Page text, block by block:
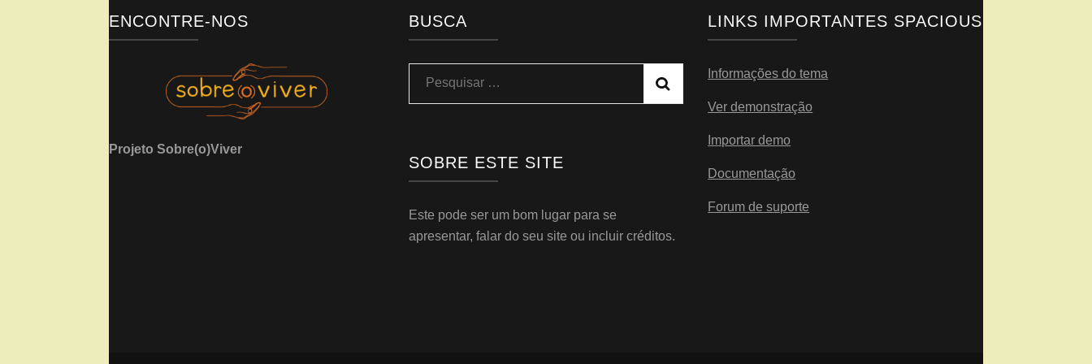
ENCONTRE-NOS
Projeto Sobre(o)Viver
BUSCA
Pesquisar
por:
SOBRE ESTE SITE
Este pode ser um bom lugar para se
apresentar, falar do seu site ou incluir créditos.
LINKS IMPORTANTES SPACIOUS
Informações do tema
Ver demonstração
Importar demo
Documentação
Forum de suporte